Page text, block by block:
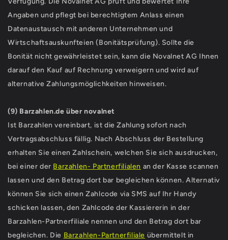
Angaben und pflegt bei berechtigtem Anlass einen
Datenaustausch mit anderen Unternehmen und
Wirtschaftsauskunfteien (Bonitätsprüfung). Sollte die
Bonität nicht gewährleistet sein, kann die Novalnet AG Ihnen
darauf den Kauf auf Rechnung verweigern und wird auf
alternative Zahlungsmöglichkeiten hinweisen.
(9) Barzahlen.de über novalnet
Ist Barzahlen vereinbart, ist die Zahlung sofort nach
Vertragsabschluss fällig. Nach Abschluss der Bestellung
erhalten Sie einen Zahlschein, welchen Sie sich ausdrucken,
bei einer der Barzahlen- Partnerfilialen an der Kasse scannen
lassen und den Betrag dort bar begleichen können. Alternativ
können Sie sich einen Zahlcode via SMS auf Ihr Handy
schicken lassen, den Zahlcode der Kassiererin in der
Barzahlen-Partnerfiliale nennen und den Betrag dort bar
begleichen. Die Barzahlen-Partnerfiliale übermittelt in